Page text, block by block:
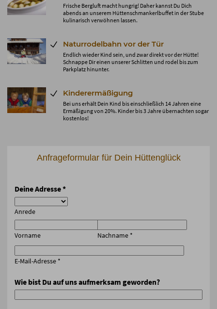
Frische Bergluft macht hungrig! Daher kannst Du Dich
abends an unserem Hüttenschmankerlbuffet in der Stube
kulinarisch verwöhnen lassen.
Naturrodelbahn vor der Tür
Endlich wieder Kind sein, und zwar direkt vor der Hütte!
Schnappe Dir einen unserer Schlitten und rodel bis zum
Parkplatz hinunter.
Kinderermäßigung
Bei uns erhält Dein Kind bis einschließlich 14 Jahren eine
Ermäßigung von 20%. Kinder bis 3 Jahre übernachten sogar
kostenlos!
Anfrageformular für Dein Hüttenglück
Deine Adresse*
Anrede
Vorname Nachname *
E-Mail-Adresse *
Wie bist Du auf uns aufmerksam geworden?